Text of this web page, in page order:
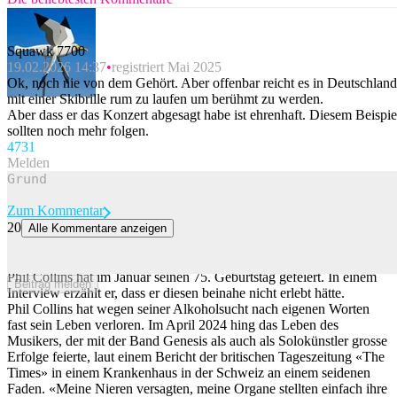
Squawk 7700
19.02.2026 14:37 registriert Mai 2025
Ok, noch nie von dem Gehört. Aber offenbar reicht es in Deutschland
mit einer Skibrille rum zu laufen um berühmt zu werden.
Aber dass er das Konzert abgesagt habe ist ehrenhaft. Diesem
sollten noch mehr folgen.
4731
Melden
Beitrag melden
Zum Kommentar
20 Alle Kommentare anzeigen
Phil Collins hat im Januar seinen 75. Geburtstag gefeiert. In einem
Interview erzählt er, dass er diesen beinahe nicht erlebt hätte.
Phil Collins hat wegen seiner Alkoholsucht nach eigenen Worten
fast sein Leben verloren. Im April 2024 hing das Leben des
Musikers, der mit der Band Genesis als auch als Solokünstler grosse
Erfolge feierte, laut einem Bericht der britischen Tageszeitung «The
Times» in einem Krankenhaus in der Schweiz an einem seidenen
Faden. «Meine Nieren versagten, meine Organe stellten einfach ihre